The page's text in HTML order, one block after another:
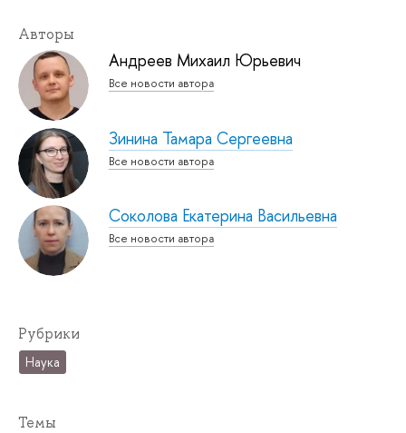
Авторы
Андреев Михаил Юрьевич
Все новости автора
Зинина Тамара Сергеевна
Все новости автора
Соколова Екатерина Васильевна
Все новости автора
Рубрики
Наука
Темы